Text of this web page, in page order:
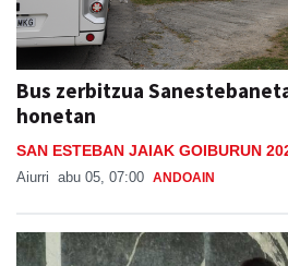
Bus zerbitzua
honetan
SAN ESTEBAN JAIAK GOIBURUN